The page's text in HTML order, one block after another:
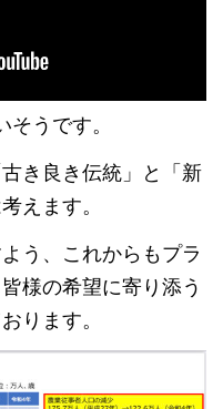
うです。
き良き伝統」と「新
えます。
う、これからもプラ
様の希望に寄り添う
ります。